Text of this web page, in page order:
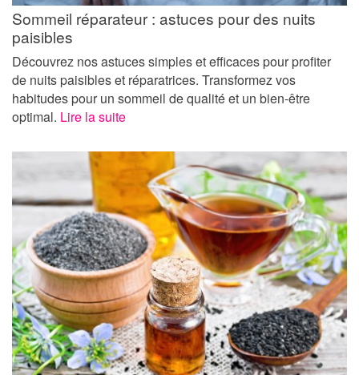
Sommeil réparateur : astuces pour des nuits
paisibles
Découvrez nos astuces simples et efficaces pour profiter
de nuits paisibles et réparatrices. Transformez vos
habitudes pour un sommeil de qualité et un bien-être
optimal. Lire la suite